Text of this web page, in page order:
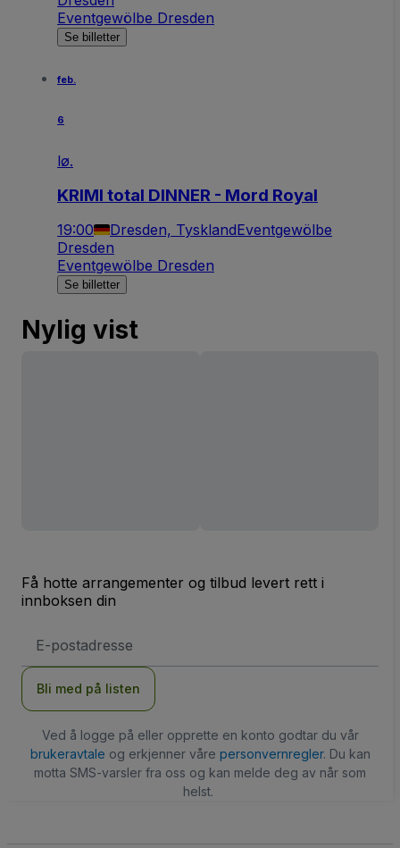
Eventgewölbe Dresden
Se billetter
feb.
6
lø.
KRIMI total DINNER - Mord Royal
19:00 Dresden, TysklandEventgewölbe
Dresden
Eventgewölbe Dresden
Se billetter
Nylig vist
Få hotte arrangementer og tilbud levert rett i
innboksen din
postadresse
Bli med på listen
Ved å logge på eller opprette en konto godtar du vår
brukeravtale og erkjenner våre personvernregler. Du kan
motta SMS-varsler fra oss og kan melde deg av når som
helst.